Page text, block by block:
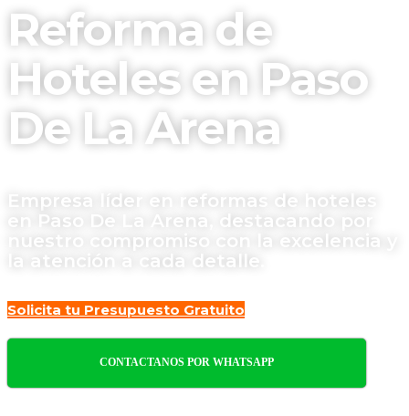
Reforma de
Hoteles en Paso
De La Arena
Empresa líder en reformas de hoteles
en Paso De La Arena, destacando por
nuestro compromiso con la excelencia y
la atención a cada detalle.
Solicita tu Presupuesto Gratuito
CONTACTANOS POR WHATSAPP